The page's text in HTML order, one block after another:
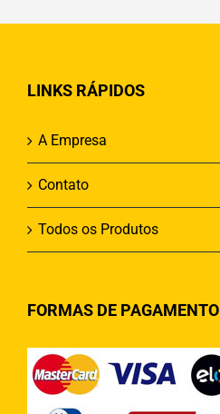
LINKS RÁPIDOS
A Empresa
Contato
Todos os Produtos
FORMAS DE PAGAMENTO